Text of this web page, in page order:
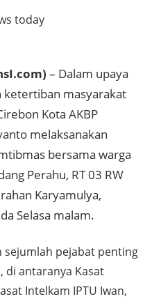
today
– Dalam upaya
ketertiban masyarakat
Kota AKBP
melaksanakan
bersama warga
Perahu, RT 03 RW
Karyamulya,
Selasa malam.
sejumlah pejabat penting
di antaranya Kasat
Intelkam IPTU Iwan,